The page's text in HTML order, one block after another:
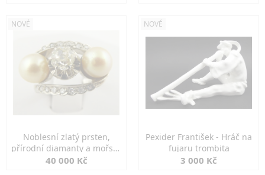
NOVÉ
Noblesní zlatý prsten,
přírodní diamanty a mořské
perly
40 000 Kč
NOVÉ
Pexider František - Hráč na
fujaru trombita
3 000 Kč